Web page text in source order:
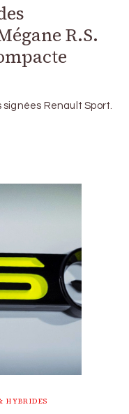
R.S.
Renault Sport.
HYBRIDES